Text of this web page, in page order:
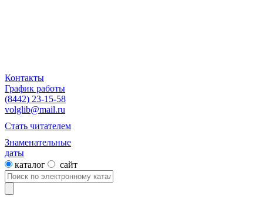
Контакты
График работы
(8442) 23-15-58
volglib@mail.ru
Стать читателем
Знаменательные
даты
каталог
сайт